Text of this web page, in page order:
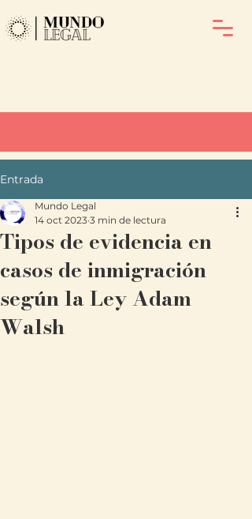
Entrada
Tipos de evidencia en
casos de inmigración
según la Ley Adam
Walsh
Mundo Legal
14 oct 2023 3 min de lectura